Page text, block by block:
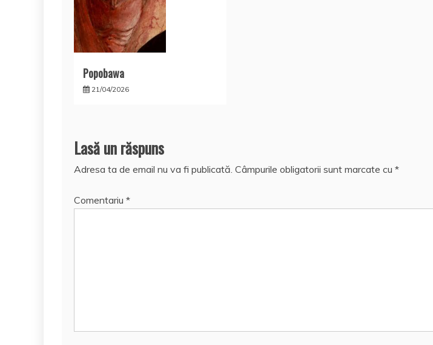
Popobawa
21/04/2026
Lasă un răspuns
Adresa ta de email nu va fi publicată. Câmpurile obligatorii sunt marcate cu *
Comentariu *